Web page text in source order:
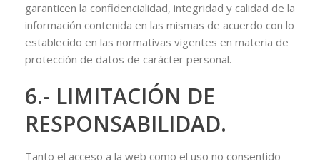
garanticen la confidencialidad, integridad y calidad de la
información contenida en las mismas de acuerdo con lo
establecido en las normativas vigentes en materia de
protección de datos de carácter personal.
6.- LIMITACIÓN DE
RESPONSABILIDAD.
Tanto el acceso a la web como el uso no consentido